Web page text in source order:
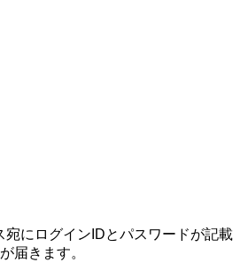
宛にログインIDとパスワードが記載
届きます。